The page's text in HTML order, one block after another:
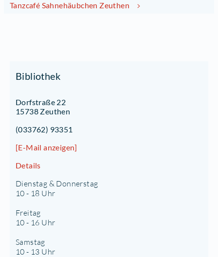
Tanzcafé Sahnehäubchen Zeuthen
Bibliothek
Dorfstraße 22
15738 Zeuthen
(033762) 93351
[E-Mail anzeigen]
Details
Dienstag & Donnerstag
10 - 18 Uhr
Freitag
10 - 16 Uhr
Samstag
10 - 13 Uhr